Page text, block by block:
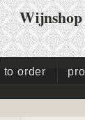
Wijnshop
to order